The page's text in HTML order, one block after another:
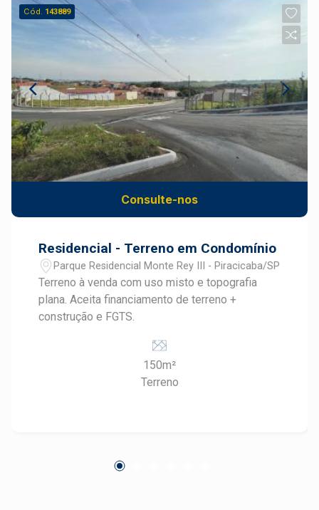
Cód. 143889
Consulte-nos
Residencial - Terreno em Condomínio
Parque Residencial Monte Rey III - Piracicaba/SP
Terreno à venda com uso misto e topografia
plana. Aceita financiamento de terreno +
construção e FGTS.
150m²
Terreno